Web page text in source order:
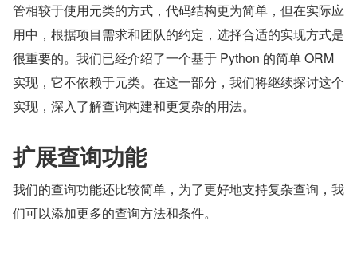
管相较于使用元类的方式，代码结构更为简单，但在实际应
用中，根据项目需求和团队的约定，选择合适的实现方式是
很重要的。我们已经介绍了一个基于 Python 的简单 ORM
实现，它不依赖于元类。在这一部分，我们将继续探讨这个
实现，深入了解查询构建和更复杂的用法。
扩展查询功能
我们的查询功能还比较简单，为了更好地支持复杂查询，我
们可以添加更多的查询方法和条件。